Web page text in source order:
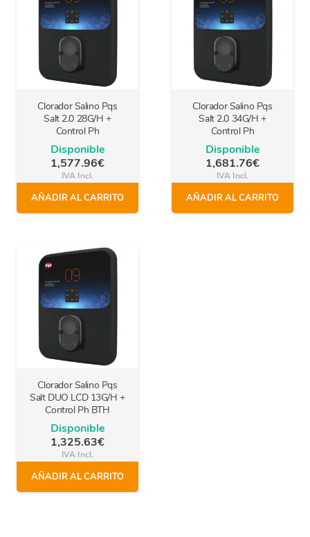
Clorador Salino Pqs
Salt 2.0 28G/H +
Control Ph
Disponible
1,577.96€
IVA Incl.
AÑADIR AL CARRITO
Clorador Salino Pqs
Salt 2.0 34G/H +
Control Ph
Disponible
1,681.76€
IVA Incl.
AÑADIR AL CARRITO
Clorador Salino Pqs
Salt DUO LCD 13G/H +
Control Ph BTH
Disponible
1,325.63€
IVA Incl.
AÑADIR AL CARRITO